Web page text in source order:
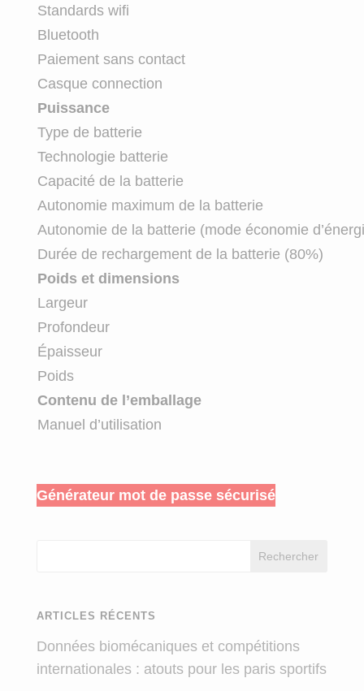
Standards wifi
Bluetooth
Paiement sans contact
Casque connection
Puissance
Type de batterie
Technologie batterie
Capacité de la batterie
Autonomie maximum de la batterie
Autonomie de la batterie (mode économie
Durée de rechargement de la batterie (80%)
Poids et dimensions
Largeur
Profondeur
Épaisseur
Poids
Contenu de l’emballage
Manuel d’utilisation
Générateur mot de passe sécurisé
Rechercher
ARTICLES RÉCENTS
Données biomécaniques et compétitions
internationales : atouts pour les paris sportifs